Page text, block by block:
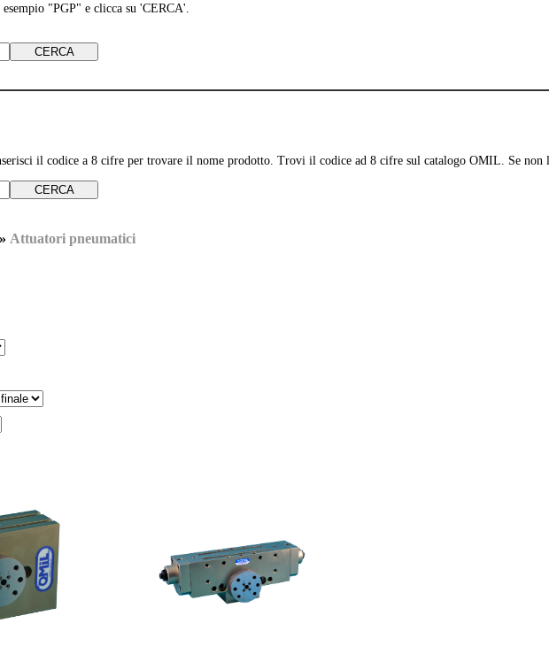
"PGP" e clicca su 'CERCA'.
il codice a 8 cifre per trovare il nome prodotto. Trovi il codice ad 8 cifre sul catalogo OMIL. Se
» Attuatori pneumatici